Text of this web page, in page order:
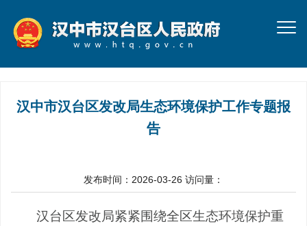
汉中市汉台区发改局生态环境保护工作专题报
告
发布时间：2026-03-26 访问量：
汉台区发改局紧紧围绕全区生态环境保护重